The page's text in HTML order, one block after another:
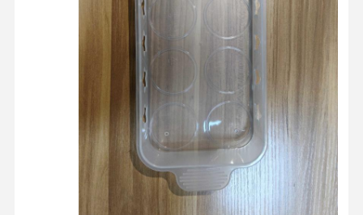
محصولات دربارهی ما
کنترل کیفیت تماس با ما اخبار همه موارد